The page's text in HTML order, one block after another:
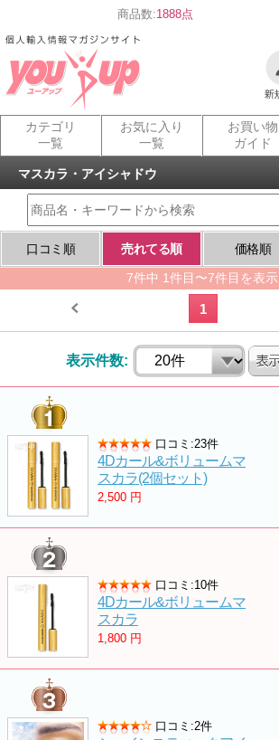
商品数:1888点
カテゴリ
一覧
お気に入り
一覧
お買い物
ガイド
マスカラ・アイシャドウ
口コミ順 売れてる順 価格順
7件中 1件目〜7件目を表示
1
表示件数:
口コミ:23件
4Dカール&ボリュームマ
スカラ(2個セット)
2,500 円
口コミ:10件
4Dカール&ボリュームマ
スカラ
1,800 円
口コミ:2件